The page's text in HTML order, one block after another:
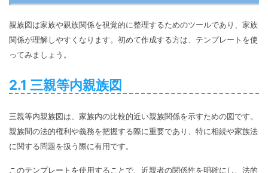
親族図は家族や親族関係を視覚的に整理するためのツールであり、家族
関係が理解しやすくなります。初めて作成する方は、テンプレートを使
ってみましょう。
2.1 三親等内親族図
三親等内親族図は、家族内の比較的近い親族関係を示すための図です。
親族間の法的権利や義務を把握する際に重要であり、特に相続や家族法
に関する問題を扱う際に有用です。
このテンプレートを使用することで、近親者の関係性を明確にし、法的